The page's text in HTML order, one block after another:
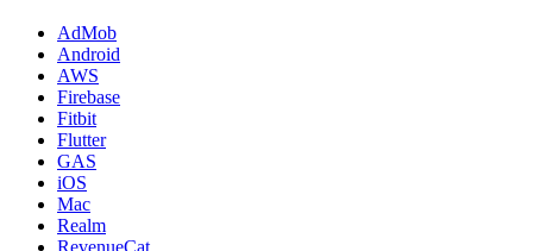
AdMob
Android
AWS
Firebase
Fitbit
Flutter
GAS
iOS
Mac
Realm